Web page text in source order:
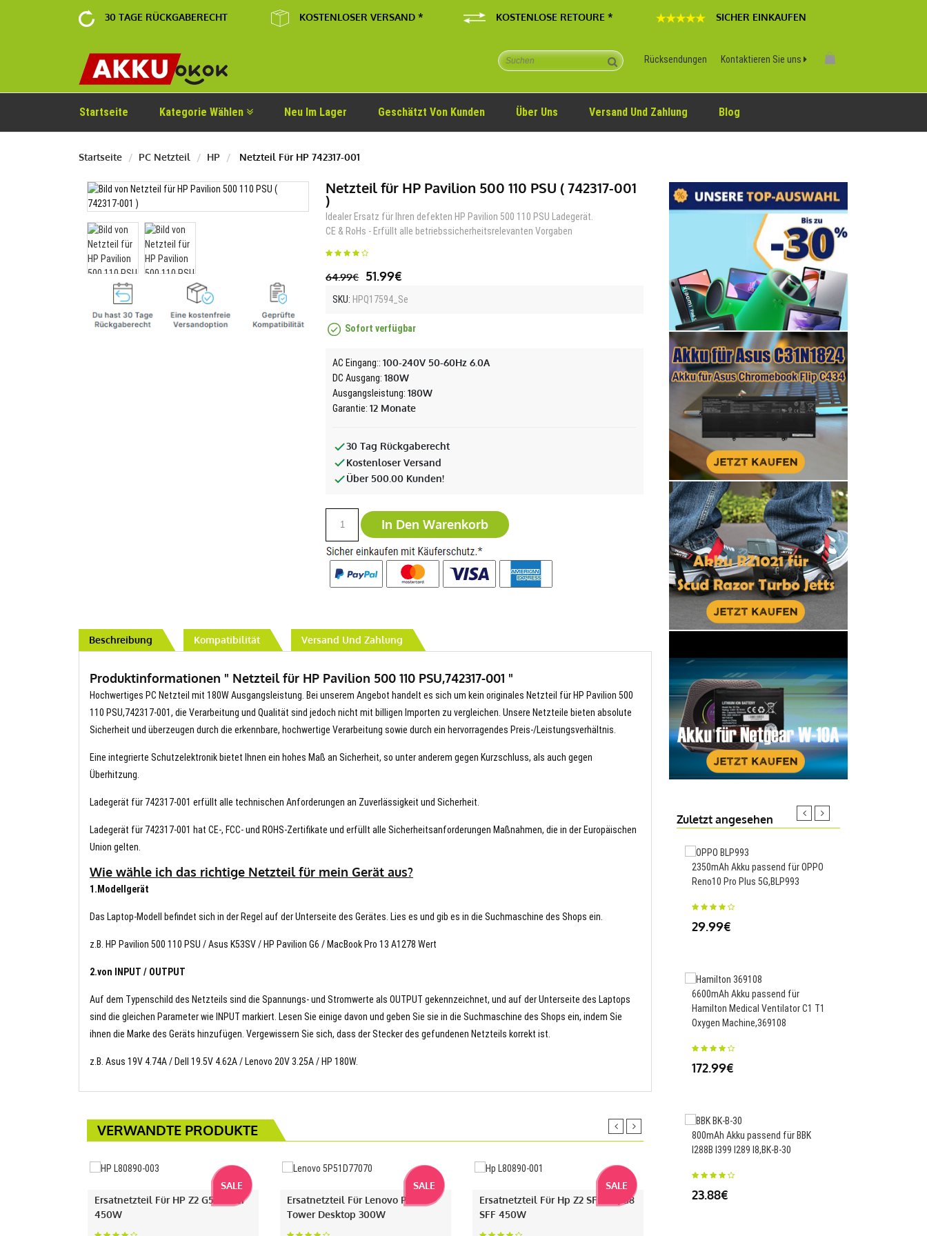
30 TAGE RÜCKGABERECHT KOSTENLOSER VERSAND * KOSTENLOSE RETOURE * SICHER EINKAUFEN
Rücksendungen Kontaktieren Sie uns
Startseite Kategorie Wählen Neu Im Lager Geschätzt Von Kunden Über Uns Versand Und Zahlung Blog
Startseite PC Netzteil HP Netzteil Für HP 742317-001
Netzteil für HP Pavilion 500 110 PSU ( 742317-001
)
Idealer Ersatz für Ihren defekten HP Pavilion 500 110 PSU Ladegerät.
CE & RoHs - Erfüllt alle betriebssicherheitsrelevanten Vorgaben
64.99€ 51.99€
SKU: HPQ17594_Se
Sofort verfügbar
AC Eingang::100-240V 50-60Hz 6.0A
DC Ausgang:180W
Ausgangsleistung:180W
Garantie:12 Monate
30 Tag Rückgaberecht
Kostenloser Versand
Über 500.00 Kunden!
In Den Warenkorb
Beschreibung Kompatibilität Versand Und Zahlung
Produktinformationen " Netzteil für HP Pavilion 500 110 PSU,742317-001 "
Hochwertiges PC Netzteil mit 180W Ausgangsleistung. Bei unserem Angebot handelt es sich um kein originales Netzteil für HP Pavilion 500
110 PSU,742317-001, die Verarbeitung und Qualität sind jedoch nicht mit billigen Importen zu vergleichen. Unsere Netzteile bieten absolute
Sicherheit und überzeugen durch die erkennbare, hochwertige Verarbeitung sowie durch ein hervorragendes Preis-/Leistungsverhältnis.
Eine integrierte Schutzelektronik bietet Ihnen ein hohes Maß an Sicherheit, so unter anderem gegen Kurzschluss, als auch gegen
Überhitzung.
Ladegerät für 742317-001 erfüllt alle technischen Anforderungen an Zuverlässigkeit und Sicherheit.
Ladegerät für 742317-001 hat CE-, FCC- und ROHS-Zertifikate und erfüllt alle Sicherheitsanforderungen Maßnahmen, die in der Europäischen
Union gelten.
Wie wähle ich das richtige Netzteil für mein Gerät aus?
1.Modellgerät
Das Laptop-Modell befindet sich in der Regel auf der Unterseite des Gerätes. Lies es und gib es in die Suchmaschine des Shops ein.
z.B. HP Pavilion 500 110 PSU / Asus K53SV / HP Pavilion G6 / MacBook Pro 13 A1278 Wert
2.von INPUT / OUTPUT
Auf dem Typenschild des Netzteils sind die Spannungs- und Stromwerte als OUTPUT gekennzeichnet, und auf der Unterseite des Laptops
sind die gleichen Parameter wie INPUT markiert. Lesen Sie einige davon und geben Sie sie in die Suchmaschine des Shops ein, indem Sie
ihnen die Marke des Geräts hinzufügen. Vergewissern Sie sich, dass der Stecker des gefundenen Netzteils korrekt ist.
z.B. Asus 19V 4.74A / Dell 19.5V 4.62A / Lenovo 20V 3.25A / HP 180W.
VERWANDTE PRODUKTE
SALE
Ersatnetzteil Für HP Z2 G5 Tower
450W
SALE
Ersatnetzteil Für Lenovo P340
Tower Desktop 300W
SALE
Ersatnetzteil Für Hp Z2 SFF G5/G8
SFF 450W
Ersatnetzteil Für Dell Optiplex
Zuletzt angesehen
2350mAh Akku passend für OPPO
Reno10 Pro Plus 5G,BLP993
29.99€
6600mAh Akku passend für
Hamilton Medical Ventilator C1 T1
Oxygen Machine,369108
172.99€
800mAh Akku passend für BBK
I288B I399 I289 I8,BK-B-30
23.88€